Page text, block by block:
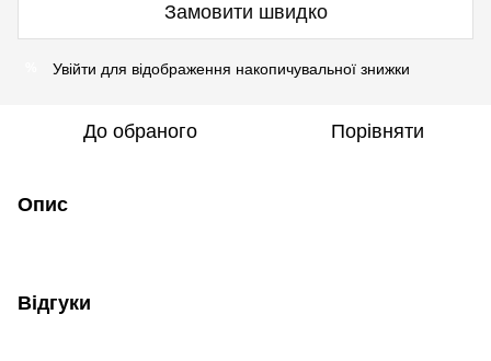
Замовити швидко
Увійти для відображення накопичувальної знижки
До обраного Порівняти
Опис
Відгуки